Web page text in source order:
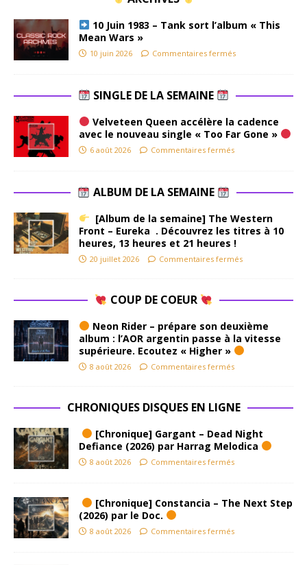
10 Juin 1983 – Tank sort l’album « This
Mean Wars »
10 juin 2026 Commentaires fermés
SINGLE DE LA SEMAINE
Velveteen Queen accélère la cadence
avec le nouveau single « Too Far Gone »
6 août 2026 Commentaires fermés
ALBUM DE LA SEMAINE
[Album de la semaine] The Western
Front – Eureka . Découvrez les titres à 10
heures, 13 heures et 21 heures !
20 juillet 2026 Commentaires fermés
COUP DE COEUR
Neon Rider – prépare son deuxième
album : l’AOR argentin passe à la vitesse
supérieure. Ecoutez « Higher »
8 août 2026 Commentaires fermés
CHRONIQUES DISQUES EN LIGNE
[Chronique] Gargant – Dead Night
Defiance (2026) par Harrag Melodica
8 août 2026 Commentaires fermés
[Chronique] Constancia – The Next Step
(2026) par le Doc.
8 août 2026 Commentaires fermés